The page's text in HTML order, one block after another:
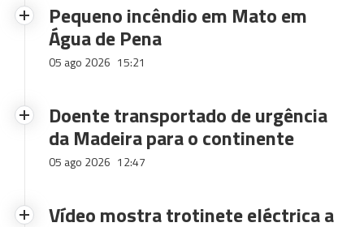
Pequeno incêndio em Mato em
Água de Pena
05 ago 2026 15:21
Doente transportado de urgência
da Madeira para o continente
05 ago 2026 12:47
Vídeo mostra trotinete eléctrica a